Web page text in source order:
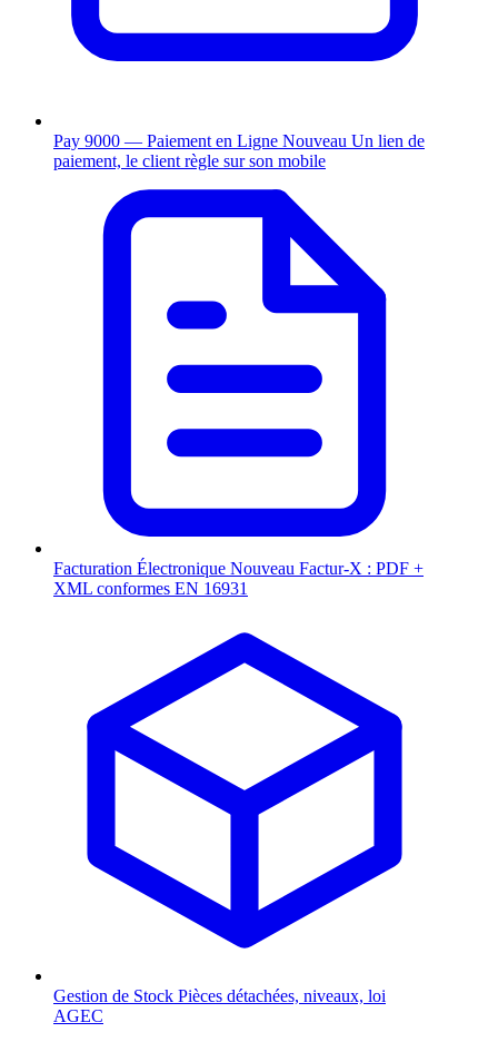
Pay 9000 — Paiement en Ligne Nouveau Un lien de
paiement, le client règle sur son mobile
Facturation Électronique Nouveau Factur-X : PDF +
XML conformes EN 16931
Gestion de Stock Pièces détachées, niveaux, loi
AGEC